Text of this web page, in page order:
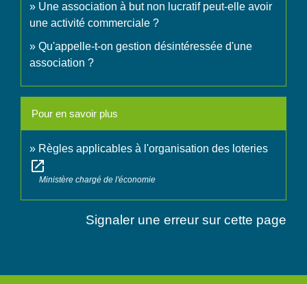
Une association à but non lucratif peut-elle avoir
une activité commerciale ?
Qu'appelle-t-on gestion désintéressée d'une
association ?
Pour en savoir plus
Règles applicables à l'organisation des loteries
open_in_new
Ministère chargé de l'économie
Signaler une erreur sur cette page